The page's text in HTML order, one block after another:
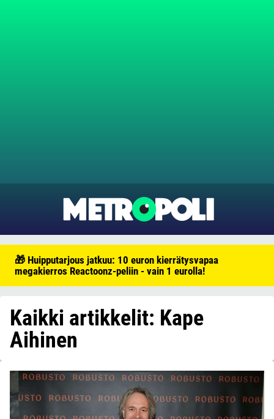
🎁 Huipputarjous jatkuu: 10 euron kierrätysvapaa
megakierros Reactoonz-peliin - vain 1 eurolla!
Kaikki artikkelit: Kape
Aihinen